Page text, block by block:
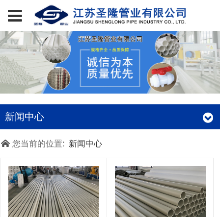
新闻中心
您当前的位置: 新闻中心